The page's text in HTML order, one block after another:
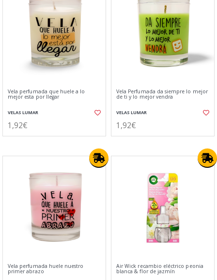
Vela perfumada que huele a lo
mejor esta por llegar
VELAS LUMAR
1,92€
Vela Perfumada da siempre lo mejor
de ti y lo mejor vendra
VELAS LUMAR
1,92€
Vela perfumada huele nuestro
primer abrazo
Air Wick recambio eléctrico peonia
blanca & flor de jazmín